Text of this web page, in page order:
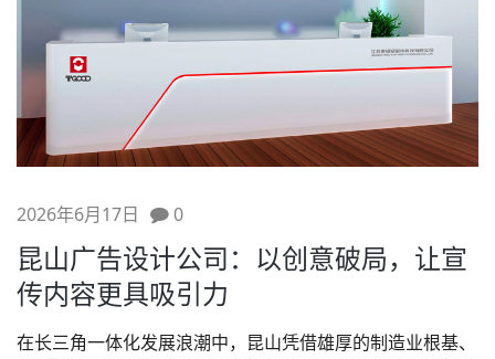
2026年6月17日 0
昆山广告设计公司：以创意破局，让宣
传内容更具吸引力
在长三角一体化发展浪潮中，昆山凭借雄厚的制造业根基、